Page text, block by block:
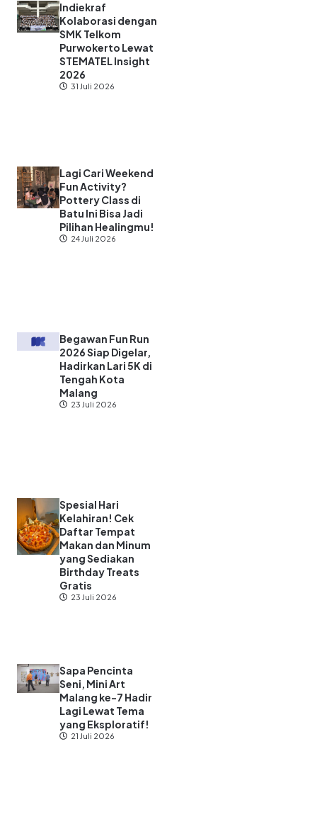
Indiekraf
Kolaborasi dengan
SMK Telkom
Purwokerto Lewat
STEMATEL Insight
2026
31 Juli 2026
Lagi Cari Weekend
Fun Activity?
Pottery Class di
Batu Ini Bisa Jadi
Pilihan Healingmu!
24 Juli 2026
Begawan Fun Run
2026 Siap Digelar,
Hadirkan Lari 5K di
Tengah Kota
Malang
23 Juli 2026
Spesial Hari
Kelahiran! Cek
Daftar Tempat
Makan dan Minum
yang Sediakan
Birthday Treats
Gratis
23 Juli 2026
Sapa Pencinta
Seni, Mini Art
Malang ke-7 Hadir
Lagi Lewat Tema
yang Eksploratif!
21 Juli 2026